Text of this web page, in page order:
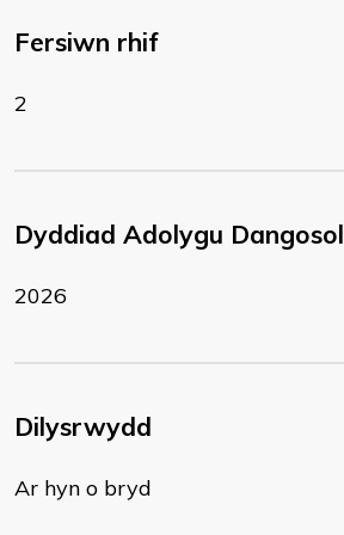
Fersiwn rhif
2
Dyddiad Adolygu Dangosol
2026
Dilysrwydd
Ar hyn o bryd